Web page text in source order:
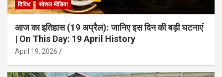
विविध सोशल मीडिया
आज का इतिहास (19 अप्रैल): जानिए इस दिन की बड़ी घटनाएं
| On This Day: 19 April History
April 19, 2026